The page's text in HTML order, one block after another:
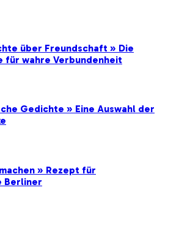
über Freundschaft » Die
für wahre Verbundenheit
Gedichte » Eine Auswahl der
» Rezept für
Berliner